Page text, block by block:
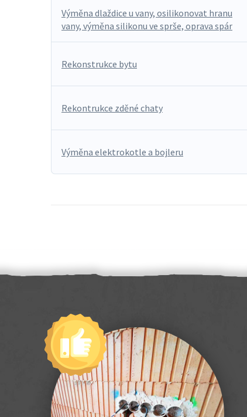
Výměna dlaždice u vany, osilikonovat hranu
vany, výměna silikonu ve sprše, oprava spár
Rekonstrukce bytu
Rekontrukce zděné chaty
Výměna elektrokotle a bojleru